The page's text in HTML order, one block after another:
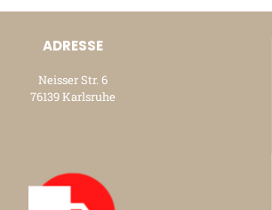
ADRESSE
Neisser Str. 6
76139 Karlsruhe